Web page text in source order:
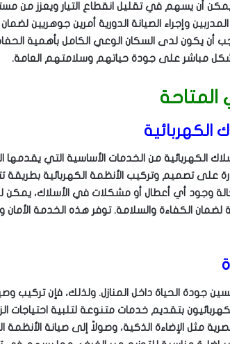
أن يسهم في تقليل انقطاع التيار ويعزز من
وإجراء الصيانة الدورية أمرين جوهريين
أن يكون لدى السكان الوعي الكامل بأهمية
بشكل مباشر على جودة حياتهم وسلامتهم العامة.
المتاحة
الكهربائية
الكهربائية من الخدمات الأساسية التي يقدمها
على تصميم وتركيب الأنظمة الكهربائية بطريقة
وجود أي أعطال أو مشكلات في الأسلاك، يمكن
لضمان الكفاءة والسلامة. توفر هذه الخدمة
جودة الحياة داخل المنازل. ولذلك، فإن تركيب
بتقديم خدمات متنوعة لتلبية احتياجات
مثل الإضاءة الذكية، وصولاً إلى صيانة